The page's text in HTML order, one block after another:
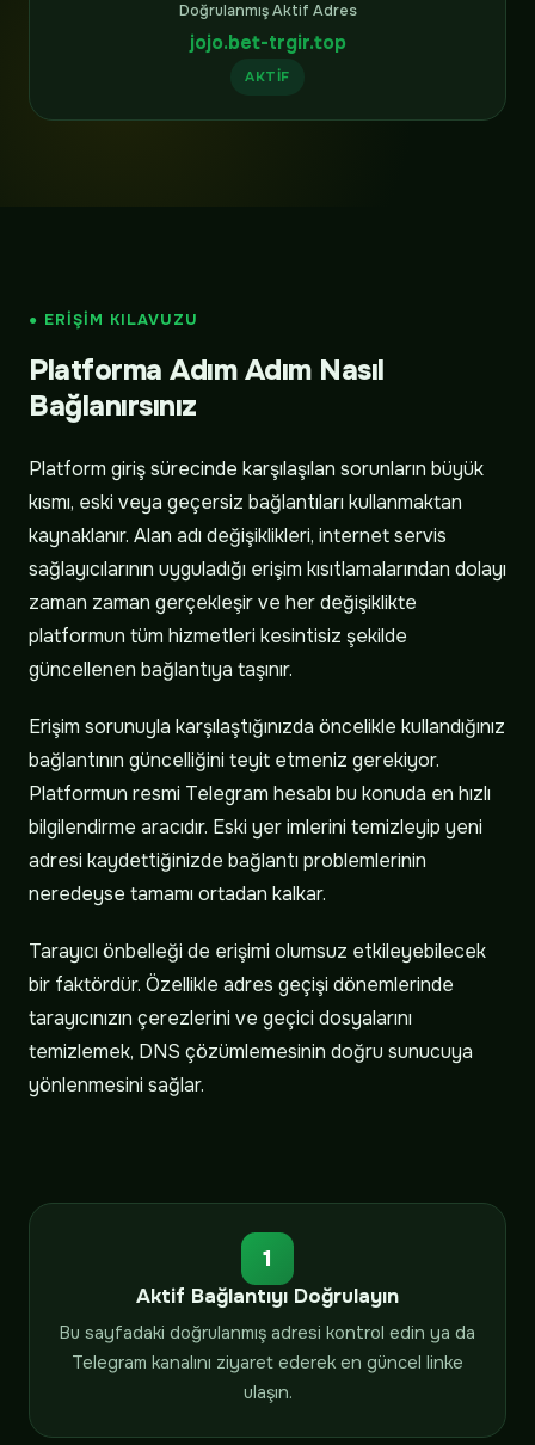
Doğrulanmış Aktif Adres
jojo.bet-trgir.top
AKTIF
● ERIŞIM KILAVUZU
Platforma Adım Adım Nasıl
Bağlanırsınız
Platform giriş sürecinde karşılaşılan sorunların büyük
kısmı, eski veya geçersiz bağlantıları kullanmaktan
kaynaklanır. Alan adı değişiklikleri, internet servis
sağlayıcılarının uyguladığı erişim kısıtlamalarından dolayı
zaman zaman gerçekleşir ve her değişiklikte
platformun tüm hizmetleri kesintisiz şekilde
güncellenen bağlantıya taşınır.
Erişim sorunuyla karşılaştığınızda öncelikle kullandığınız
bağlantının güncelliğini teyit etmeniz gerekiyor.
Platformun resmi Telegram hesabı bu konuda en hızlı
bilgilendirme aracıdır. Eski yer imlerini temizleyip yeni
adresi kaydettiğinizde bağlantı problemlerinin
neredeyse tamamı ortadan kalkar.
Tarayıcı önbelleği de erişimi olumsuz etkileyebilecek
bir faktördür. Özellikle adres geçişi dönemlerinde
tarayıcınızın çerezlerini ve geçici dosyalarını
temizlemek, DNS çözümlemesinin doğru sunucuya
yönlenmesini sağlar.
1
Aktif Bağlantıyı Doğrulayın
Bu sayfadaki doğrulanmış adresi kontrol edin ya da
Telegram kanalını ziyaret ederek en güncel linke
ulaşın.